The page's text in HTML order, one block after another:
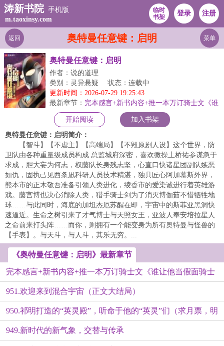
涛新书院 手机版
m.taoxinsy.com
临时
书架
登录 注册
奥特曼任意键：启明
返回 菜单
奥特曼任意键：启明
作者：说的道理
类别：灵异悬疑
状态：连载中
更新时间：2026-07-29 19:25:43
最新章节： 完本感言+新书内容+推一本万订骑士文《谁
让他当假面骑士的！》
开始阅读
加入书架
奥特曼任意键：启明简介：
【智斗】【不虐主】【高端局】【不毁原剧人设】这个世界，防
卫队由各种重量级成员构成:总监城府深密，喜欢微操土桥祐参谋急于
求成，胆大妄为何志，权藤队长身残志坚，心直口快诸星团副队嫉恶
如仇，固执己见西条凪科研人员技术精湛，独具匠心阿加慕斯外界，
熊本市的正木敬吾准备引领人类进化，绫香市的爱染诚进行着英雄游
戏。藤宫博也决心消除人类，猎手骑士剑为了消灭博伽茹不惜牺牲地
球……与此同时，海底的加坦杰厄苏醒在即，宇宙中的斯菲亚黑洞快
速逼近。生命之树引来了才气博士与天照女王，亚波人奉安培拉星人
之命前来打头阵……而你，则拥有一个能变身为所有奥特曼与怪兽的
【手表】。与天斗，与人斗，其乐无穷。...
《奥特曼任意键：启明》最新章节
完本感言+新书内容+推一本万订骑士文《谁让他当假面骑士
的！》
951.欢迎来到混合宇宙（正文大结局）
950.祁明打造的“英灵殿”，听命于他的“英灵”们（求月票，明
天完结）
949.新时代的新气象，交替与传承